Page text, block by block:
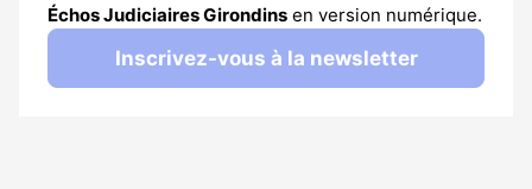
Échos Judiciaires Girondins en version numérique.
Inscrivez-vous à la newsletter